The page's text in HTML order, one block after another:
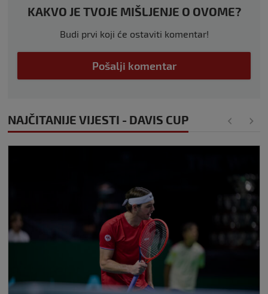
KAKVO JE TVOJE MIŠLJENJE O OVOME?
Budi prvi koji će ostaviti komentar!
Pošalji komentar
NAJČITANIJE VIJESTI - DAVIS CUP